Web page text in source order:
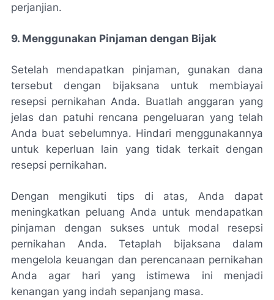
perjanjian.
9. Menggunakan Pinjaman dengan Bijak
Setelah mendapatkan pinjaman, gunakan dana
tersebut dengan bijaksana untuk membiayai
resepsi pernikahan Anda. Buatlah anggaran yang
jelas dan patuhi rencana pengeluaran yang telah
Anda buat sebelumnya. Hindari menggunakannya
untuk keperluan lain yang tidak terkait dengan
resepsi pernikahan.
Dengan mengikuti tips di atas, Anda dapat
meningkatkan peluang Anda untuk mendapatkan
pinjaman dengan sukses untuk modal resepsi
pernikahan Anda. Tetaplah bijaksana dalam
mengelola keuangan dan perencanaan pernikahan
Anda agar hari yang istimewa ini menjadi
kenangan yang indah sepanjang masa.